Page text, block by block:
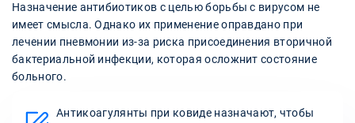
Назначение антибиотиков с целью борьбы с вирусом не
имеет смысла. Однако их применение оправдано при
лечении пневмонии из-за риска присоединения вторичной
бактериальной инфекции, которая осложнит состояние
больного.
Антикоагулянты при ковиде назначают, чтобы